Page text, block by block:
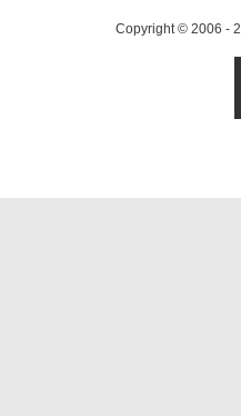
Copyright © 2006 -